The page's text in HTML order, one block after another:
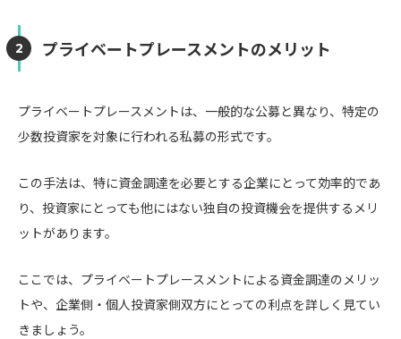
プライベートプレースメントのメリット
プライベートプレースメントは、一般的な公募と異なり、特定の
少数投資家を対象に行われる私募の形式です。
この手法は、特に資金調達を必要とする企業にとって効率的であ
り、投資家にとっても他にはない独自の投資機会を提供するメリ
ットがあります。
ここでは、プライベートプレースメントによる資金調達のメリッ
トや、企業側・個人投資家側双方にとっての利点を詳しく見てい
きましょう。